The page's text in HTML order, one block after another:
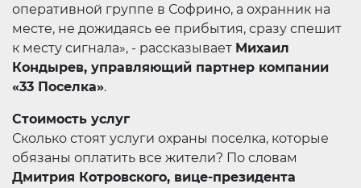
оперативной группе в Софрино, а охранник на
месте, не дожидаясь ее прибытия, сразу спешит
к месту сигнала», - рассказывает Михаил
Кондырев, управляющий партнер компании
«33 Поселка».
Стоимость услуг
Сколько стоят услуги охраны поселка, которые
обязаны оплатить все жители? По словам
Дмитрия Котровского, вице-президента